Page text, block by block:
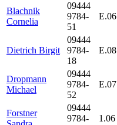
Blachnik
Cornelia
09444
9784-
51
E.06
Dietrich Birgit
09444
9784-
18
E.08
Dropmann
Michael
09444
9784-
52
E.07
Forstner
09444
9784-
1.06